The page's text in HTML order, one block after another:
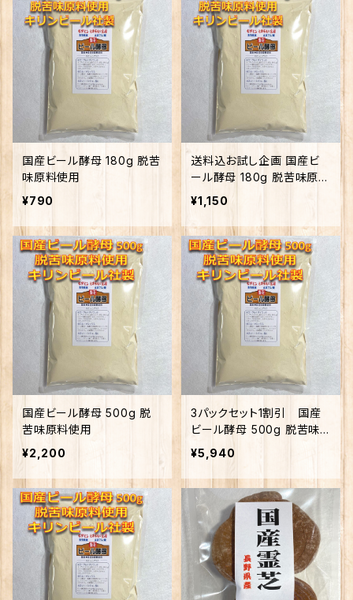
国産ビール酵母 180g 脱苦
味原料使用
¥790
送料込お試し企画 国産ビ
ール酵母 180g 脱苦味原料
使用 クリックポスト便（1
個のみ）
¥1,150
国産ビール酵母 500g 脱
苦味原料使用
¥2,200
3パックセット1割引 国産
ビール酵母 500g 脱苦味
原料使用
¥5,940